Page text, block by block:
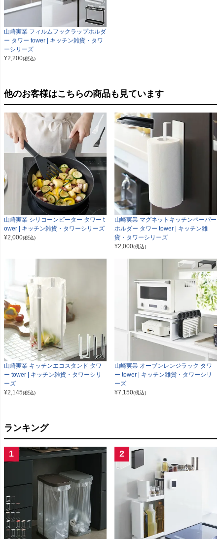
山崎実業 フィルムフックラップホルダ
ー タワー tower | キッチン雑貨・タワ
ーシリーズ
¥2,200(税込)
他のお客様はこちらの商品も見ています
山崎実業 シリコーンビーター タワー t
ower | キッチン雑貨・タワーシリーズ
¥2,000(税込)
山崎実業 マグネットキッチンペーパー
ホルダー タワー tower | キッチン雑
貨・タワーシリーズ
¥2,000(税込)
山崎実業 キッチンエコスタンド タワ
ー tower | キッチン雑貨・タワーシリ
ーズ
¥2,145(税込)
山崎実業 オーブンレンジラック タワ
ー tower | キッチン雑貨・タワーシリ
ーズ
¥7,150(税込)
ランキング
1 2